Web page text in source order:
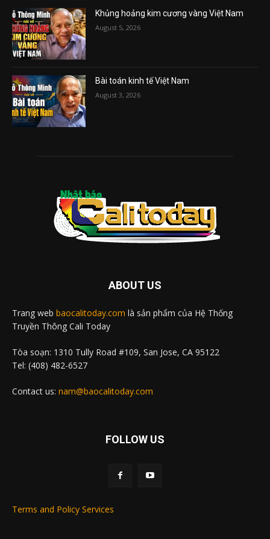
Khủng hoảng kim cương vàng Việt Nam
August 5, 2026
Bài toán kinh tế Việt Nam
August 3, 2026
ABOUT US
Trang web baocalitoday.com là sản phẩm của Hệ Thống
Truyền Thông Cali Today
Tòa soạn: 1310 Tully Road #109, San Jose, CA 95122
Tel: (408) 482-6527
Contact us: nam@baocalitoday.com
FOLLOW US
Terms and Policy Services